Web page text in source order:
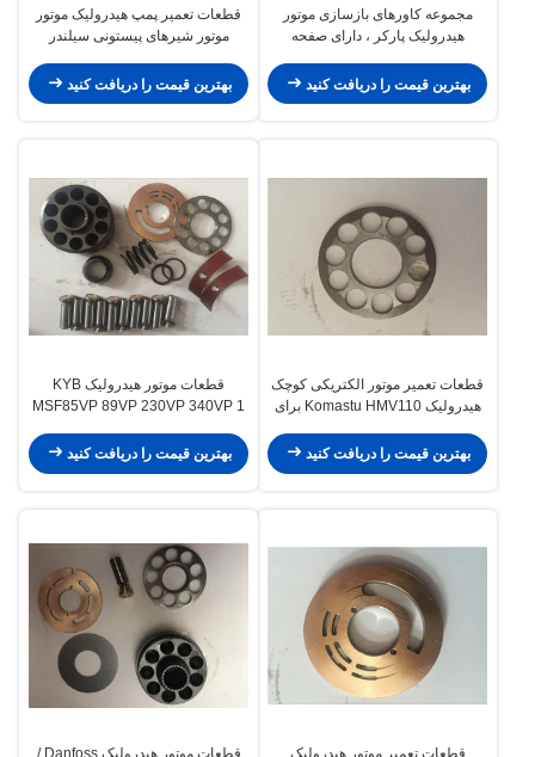
مجموعه کاورهای بازسازی موتور
هیدرولیک پارکر ، دارای صفحه
CE ISO است
بهترین قیمت را دریافت کنید
قطعات تعمیر پمپ هیدرولیک موتور
موتور شیرهای پیستونی سیلندر
بهترین قیمت را دریافت کنید
قطعات تعمیر موتور الکتریکی کوچک
هیدرولیک Komastu HMV110 برای
بهترین قیمت را دریافت کنید
قطعات موتور هیدرولیک KYB
MSF85VP 89VP 230VP 340VP 1
بهترین قیمت را دریافت کنید
قطعات تعمیر موتور هیدرولیک
قطعات موتور هیدرولیک Danfoss /